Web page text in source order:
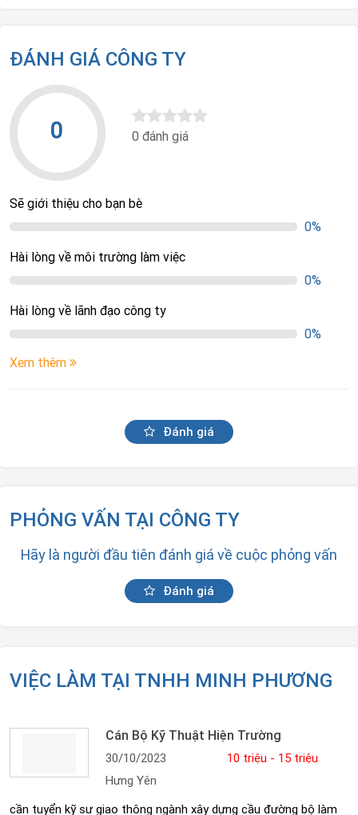
ĐÁNH GIÁ CÔNG TY
0 0 đánh giá
Sẽ giới thiệu cho bạn bè
0%
Hài lòng về môi trường làm việc
0%
Hài lòng về lãnh đạo công ty
0%
Xem thêm
Đánh giá
PHỎNG VẤN TẠI CÔNG TY
Hãy là người đầu tiên đánh giá về cuộc phỏng vấn
Đánh giá
VIỆC LÀM TẠI TNHH MINH PHƯƠNG
Cán Bộ Kỹ Thuật Hiện Trường
30/10/2023
10 triệu - 15 triệu
Hưng Yên
cần tuyển kỹ sư giao thông ngành xây dựng cầu đường bộ làm